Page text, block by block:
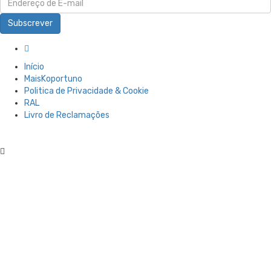
Subscrever
Início
MaisKoportuno
Politica de Privacidade & Cookie
RAL
Livro de Reclamações